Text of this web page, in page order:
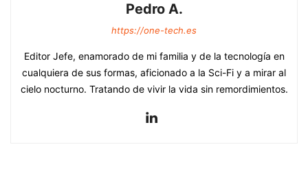
Pedro A.
https://one-tech.es
Editor Jefe, enamorado de mi familia y de la tecnología en
cualquiera de sus formas, aficionado a la Sci-Fi y a mirar al
cielo nocturno. Tratando de vivir la vida sin remordimientos.